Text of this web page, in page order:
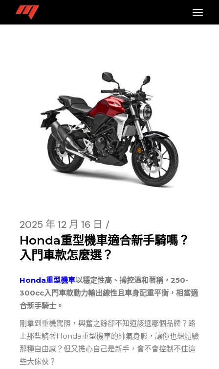
2025 年 12 月 16 日
Honda重型機車適合新手騎嗎？
入門車款怎麼選？
Honda重型機車以穩定性高、操控溫和著稱，250-
300cc入門車款動力輸出線性且車身配重平衡，相當適
合新手騎士。
剛拿到重機駕照，興奮之餘卻不知道該選哪個品牌？路
上那些騎著Honda重型機車的帥氣身影，讓你也想體驗
那種自由感？但又擔心自己是新手，會不會控制不住這
些大傢伙？